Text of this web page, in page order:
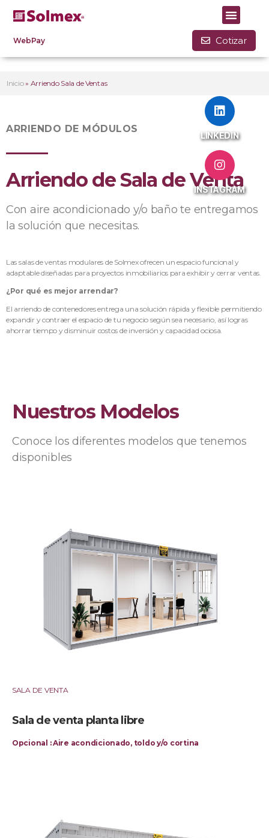
WebPay Cotizar
Inicio» Arriendo Sala de Ventas
ARRIENDO DE MÓDULOS
Arriendo de Sala de Venta
Con aire acondicionado y/o baño te entregamos
la solución que necesitas.
Las salas de ventas modulares de Solmex ofrecen un espacio funcional y
adaptable diseñadas para proyectos inmobiliarios para exhibir y cerrar ventas.
¿Por qué es mejor arrendar?
El arriendo de contenedores entrega una solución rápida y flexible permitiendo
expandir y contraer el espacio de tu negocio según sea necesario, así logras
ahorrar tiempo y disminuir costos de inversión y capacidad ociosa.
Nuestros Modelos
Conoce los diferentes modelos que tenemos
disponibles
SALA DE VENTA
Sala de venta planta libre
Opcional : Aire acondicionado, toldo y/o cortina
LINKEDIN
INSTAGRAM